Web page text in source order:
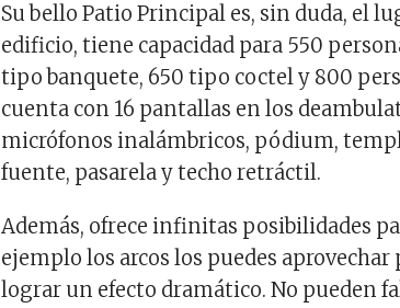
Su bello Patio Principal es, sin duda, el
edificio, tiene capacidad para 550
tipo banquete, 650 tipo coctel y 800
cuenta con 16 pantallas en los
micrófonos inalámbricos, pódium,
fuente, pasarela y techo retráctil.
Además, ofrece infinitas posibilidades
ejemplo los arcos los puedes
lograr un efecto dramático. No pueden